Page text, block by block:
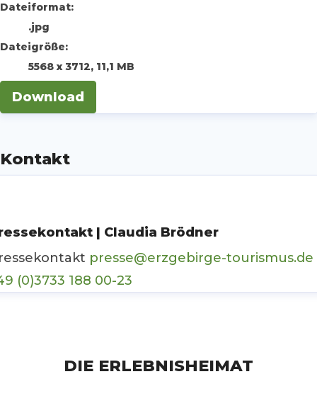
Dateiformat:
.jpg
Dateigröße:
5568 x 3712, 11,1 MB
Download
Kontakt
| Claudia Brödner
presse@erzgebirge-tourismus.de
(0)3733 188 00-23
DIE ERLEBNISHEIMAT